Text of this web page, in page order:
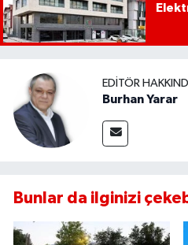
EDITÖR
Burhan Yarar
Bunlar da ilginizi